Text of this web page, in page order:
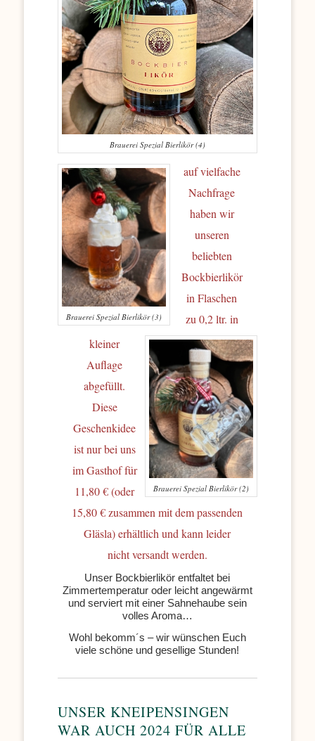
Brauerei Spezial Bierlikör (4)
Brauerei Spezial Bierlikör (3)
Brauerei Spezial Bierlikör (2)
auf vielfache
Nachfrage
haben wir
unseren
beliebten
Bockbierlikör
in Flaschen
zu 0,2 ltr. in
kleiner
Auflage
abgefüllt.
Diese
Geschenkidee
ist nur bei uns
im Gasthof für
11,80 € (oder
15,80 € zusammen mit dem passenden
Gläsla) erhältlich und kann leider
nicht versandt werden.
Unser Bockbierlikör entfaltet bei
Zimmertemperatur oder leicht angewärmt
und serviert mit einer Sahnehaube sein
volles Aroma…
Wohl bekomm´s – wir wünschen Euch
viele schöne und gesellige Stunden!
UNSER KNEIPENSINGEN
WAR AUCH 2024 FÜR ALLE